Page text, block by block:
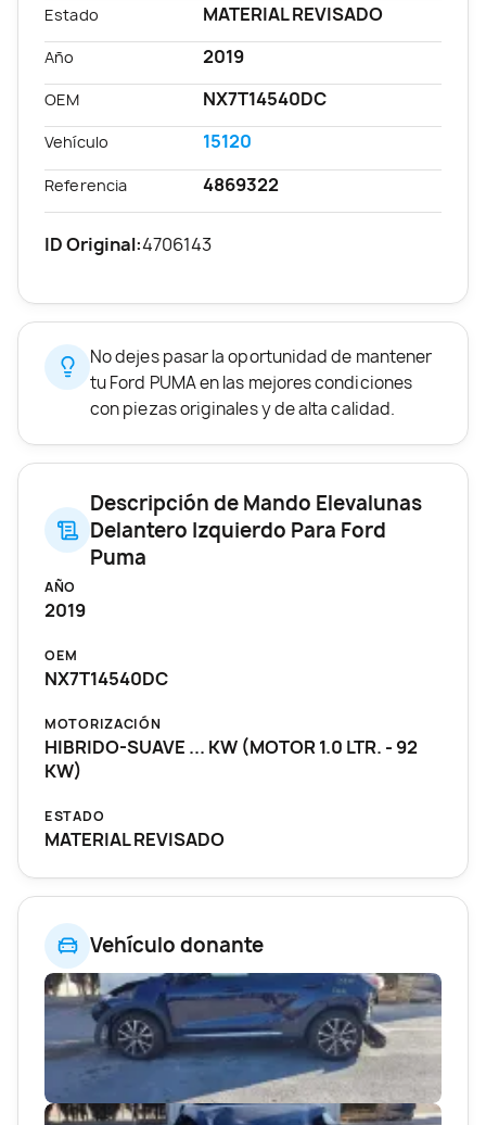
Vehículo donante
Estado MATERIAL REVISADO
Año 2019
OEM NX7T14540DC
Vehículo 15120
Referencia 4869322
ID Original:4706143
No dejes pasar la oportunidad de mantener
tu Ford PUMA en las mejores condiciones
con piezas originales y de alta calidad.
Descripción de Mando Elevalunas
Delantero Izquierdo Para Ford
Puma
AÑO
2019
OEM
NX7T14540DC
MOTORIZACIÓN
HIBRIDO-SUAVE ... KW (MOTOR 1.0 LTR. - 92
KW)
ESTADO
MATERIAL REVISADO